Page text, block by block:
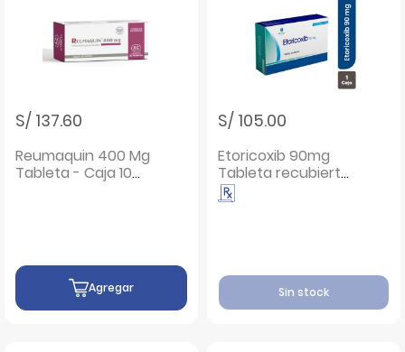
S/ 137.60
Reumaquin 400 Mg
Tableta - Caja 10
Agregar
S/ 105.00
Etoricoxib 90mg
Tableta recubierta
- Caja 30 UN
Sin stock